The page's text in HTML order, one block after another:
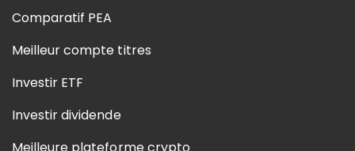
Comparatif PEA
Meilleur compte titres
Investir ETF
Investir dividende
Meilleure plateforme crypto